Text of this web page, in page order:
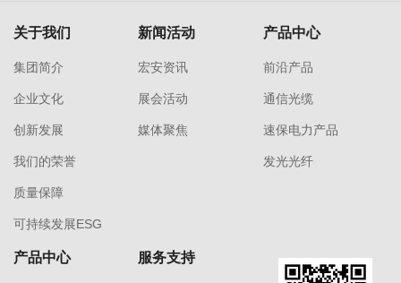
关于我们
集团简介
企业文化
创新发展
我们的荣誉
质量保障
可持续发展ESG
新闻活动
宏安资讯
展会活动
媒体聚焦
产品中心
前沿产品
通信光缆
速保电力产品
发光光纤
产品中心 服务支持